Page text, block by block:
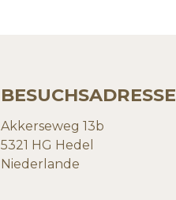
BESUCHSADRESSE
Akkerseweg 13b
5321 HG Hedel
Niederlande